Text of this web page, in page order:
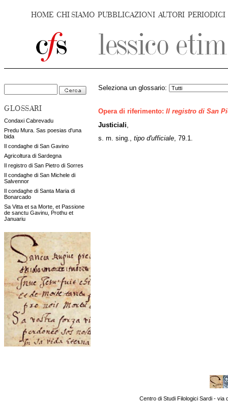
HOME CHI SIAMO PUBBLICAZIONI AUTORI PERIODICI
GLOSSARI
Condaxi Cabrevadu
Predu Mura. Sas poesias d'una
bida
Il condaghe di San Gavino
Agricoltura di Sardegna
Il registro di San Pietro di Sorres
Il condaghe di San Michele di
Salvennor
Il condaghe di Santa Maria di
Bonarcado
Sa Vitta et sa Morte, et Passione
de sanctu Gavinu, Prothu et
Januariu
Seleziona un glossario:
Opera di riferimento: Il registro di San
Justiciali
s. m. sing., tipo d'ufficiale, 79.1.
Centro di Studi Filologici Sardi - via